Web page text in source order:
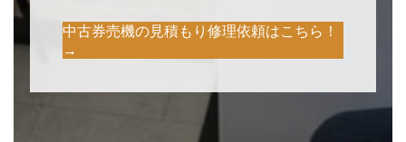
中古券売機の見積もり修理依頼はこちら！
→